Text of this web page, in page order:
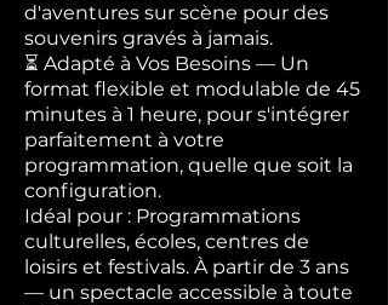
d'aventures sur scène pour des
souvenirs gravés à jamais.
⏳ Adapté à Vos Besoins — Un
format flexible et modulable de 45
minutes à 1 heure, pour s'intégrer
parfaitement à votre
programmation, quelle que soit la
configuration.
Idéal pour : Programmations
culturelles, écoles, centres de
loisirs et festivals. À partir de 3 ans
— un spectacle accessible à toute